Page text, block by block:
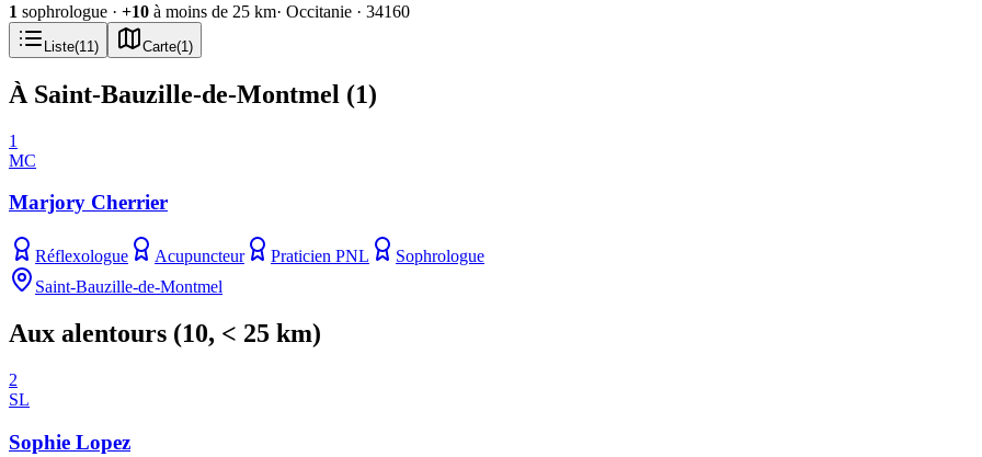
1 sophrologue · +10 à moins de 25 km· Occitanie · 34160
Liste(11 ) Carte(1 )
À Saint-Bauzille-de-Montmel (1)
1
MC
Marjory Cherrier
Réflexologue Acupuncteur Praticien PNL
Sophrologue
Saint-Bauzille-de-Montmel
Aux alentours (10, < 25 km)
2
SL
Sophie Lopez